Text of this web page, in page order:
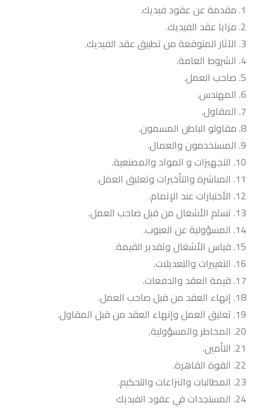
مقدمة عن عقود فيديك.
مزايا عقد الفيديك.
الآثار المتوقعة من تطبيق عقد الفيديك.
الشروط العامة.
صاحب العمل.
المهندس.
المقاول.
مقاولو الباطن المسمون.
المستخدمون والعمال.
التجهيزات و المواد والمصنعية.
المباشرة والتأخيرات وتعليق العمل.
الأختبارات عند الإتمام.
تسلم الأشغال من قبل صاحب العمل.
المسؤولية عن العيوب.
قياس الأشغال وتقدير القيمة.
التغييرات والتعديلات.
قيمة العقد والدفعات.
إنهاء العقد من قبل صاحب العمل.
تعليق العمل وإنهاء العقد من قبل المقاول.
المخاطر والمسؤولية.
التأمين.
القوة القاهرة.
المطالبات والنزاعات والتحكيم.
المستجدات في عقود الفيديك